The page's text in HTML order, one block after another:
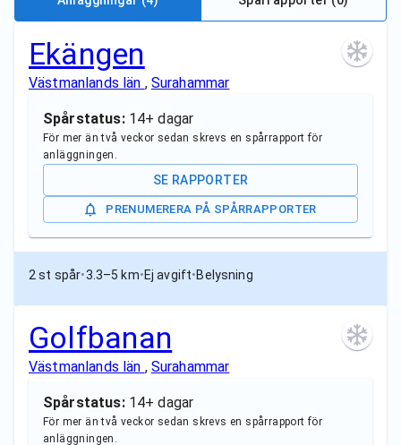
Ekängen
Västmanlands län , Surahammar
Spårstatus: 14+ dagar
För mer än två veckor sedan skrevs en spårrapport för
anläggningen.
SE RAPPORTER
PRENUMERERA PÅ SPÅRRAPPORTER
2 st spår•3.3–5 km•Ej avgift•Belysning
Golfbanan
Västmanlands län , Surahammar
Spårstatus: 14+ dagar
För mer än två veckor sedan skrevs en spårrapport för
anläggningen.